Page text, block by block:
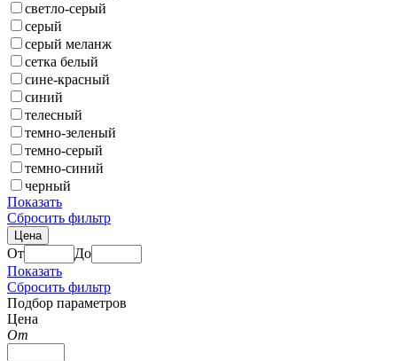
светло-серый
серый
серый меланж
сетка белый
сине-красный
синий
телесный
темно-зеленый
темно-серый
темно-синий
черный
Показать
Сбросить фильтр
Цена
От
До
Показать
Сбросить фильтр
Подбор параметров
Цена
От